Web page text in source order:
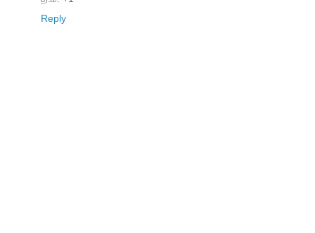
Reply